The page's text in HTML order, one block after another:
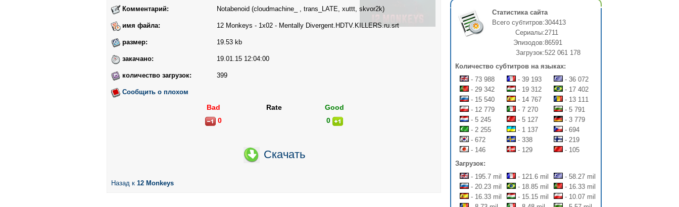
Комментарий: Notabenoid (cloudmachine_ , trans_LATE, xuttt, skvor2k)
имя файла: 12 Monkeys - 1x02 - Mentally Divergent.HDTV.KILLERS.ru.srt
размер: 19.53 kb
закачано: 19.01.15 12:04:00
количество загрузок: 399
Сообщить о плохом
Bad Rate
Good
0
0
Скачать
Назад к 12 Monkeys
Статистика сайта
Всего субтитров:304413
Сериалы:2711
Эпизодов:86591
Загрузок:522 061 178
Количество субтитров на языках:
- 73 988
- 39 193
- 36 072
- 29 342
- 19 312
- 17 402
- 15 540
- 14 767
- 13 111
- 12 779
- 7 270
- 5 791
- 5 245
- 5 127
- 3 779
- 2 255
- 1 137
- 694
- 672
- 338
- 219
- 146
- 129
- 105
Загрузок:
- 195.7 mil
- 121.6 mil
- 58.27 mil
- 20.23 mil
- 18.85 mil
- 16.33 mil
- 16.33 mil
- 15.15 mil
- 10.07 mil